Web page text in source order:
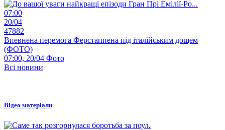
07:00
20/04
47882
Впевнена перемога Ферстаппена під італійським дощем
(ФОТО)
07:00, 20/04 Фото
Всі новини
Відео матеріали